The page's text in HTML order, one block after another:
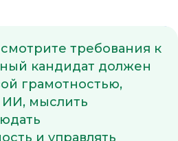
требования к
кандидат должен
грамотностью,
ИИ, мыслить
и управлять